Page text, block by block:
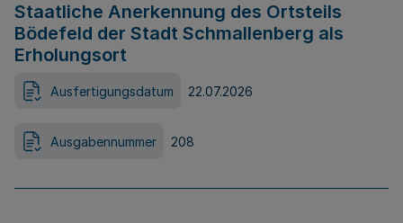
Staatliche Anerkennung des Ortsteils
Bödefeld der Stadt Schmallenberg als
Erholungsort
Ausfertigungsdatum 22.07.2026
Ausgabennummer 208